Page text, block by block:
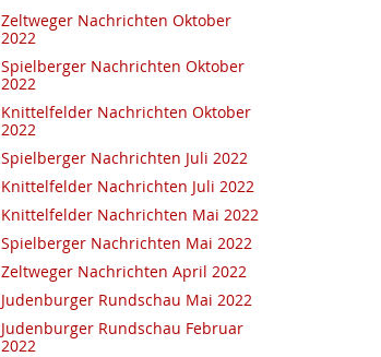
Zeltweger Nachrichten Oktober
2022
Spielberger Nachrichten Oktober
2022
Knittelfelder Nachrichten Oktober
2022
Spielberger Nachrichten Juli 2022
Knittelfelder Nachrichten Juli 2022
Knittelfelder Nachrichten Mai 2022
Spielberger Nachrichten Mai 2022
Zeltweger Nachrichten April 2022
Judenburger Rundschau Mai 2022
Judenburger Rundschau Februar
2022